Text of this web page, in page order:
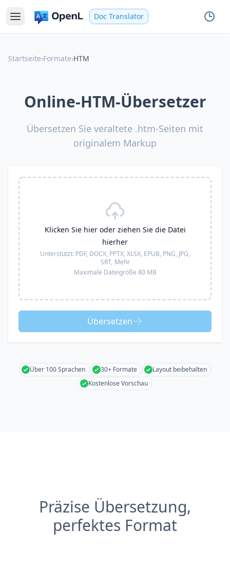
Doc Translator
Startseite›Formate›HTM
Online-HTM-Übersetzer
Übersetzen Sie veraltete .htm-Seiten mit
originalem Markup
Klicken Sie hier oder ziehen Sie die Datei
hierher
Unterstützt: PDF, DOCX, PPTX, XLSX, EPUB, PNG, JPG,
SRT, Mehr
Maximale Dateigröße 80 MB
Übersetzen
Über 100 Sprachen 30+ Formate
Layout beibehalten
Kostenlose Vorschau
Präzise Übersetzung,
perfektes Format